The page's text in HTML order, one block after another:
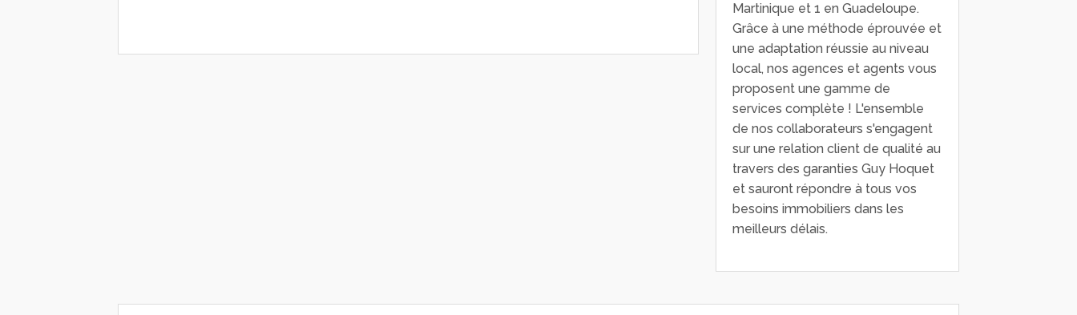
Martinique et 1 en Guadeloupe.
Grâce à une méthode éprouvée et
une adaptation réussie au niveau
local, nos agences et agents vous
proposent une gamme de
services complète ! L'ensemble
de nos collaborateurs s'engagent
sur une relation client de qualité au
travers des garanties Guy Hoquet
et sauront répondre à tous vos
besoins immobiliers dans les
meilleurs délais.